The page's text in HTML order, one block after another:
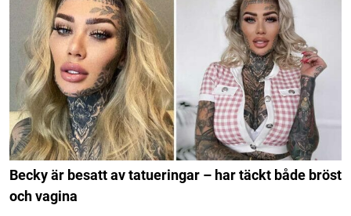
Becky är besatt av tatueringar – har täckt både bröst
och vagina